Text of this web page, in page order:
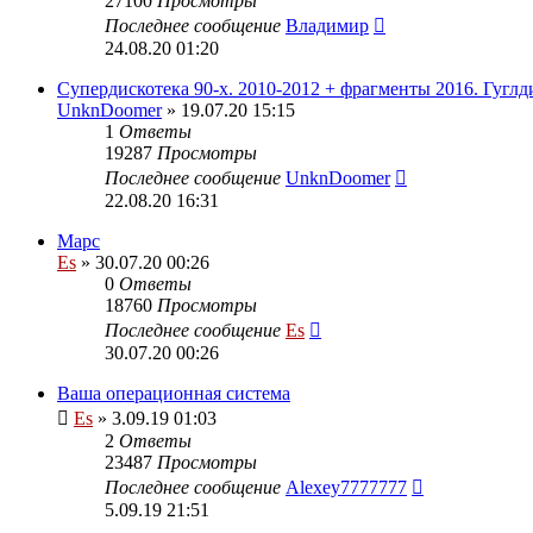
Последнее сообщение Владимир
24.08.20 01:20
Супердискотека 90-х. 2010-2012 + фрагменты 2016.
UnknDoomer» 19.07.20 15:15
1 Ответы
19287 Просмотры
Последнее сообщение UnknDoomer
22.08.20 16:31
Марс
Es » 30.07.20 00:26
0 Ответы
18760 Просмотры
Последнее сообщение Es
30.07.20 00:26
Ваша операционная система
Es » 3.09.19 01:03
2 Ответы
23487 Просмотры
Последнее сообщение Alexey7777777
5.09.19 21:51